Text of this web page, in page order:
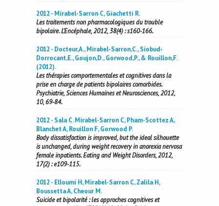
2012 - Mirabel-Sarron C, Giachetti R.
Les traitements non pharmacologiques du trouble
bipolaire. L’Encéphale, 2012, 38(4) : s160-166.
2012 - Docteur,A., Mirabel-Sarron,C., Siobud-
Dorrocant,E., Goujon,D., Gorwood,P., & Rouillon,F.
(2012).
Les thérapies comportementales et cognitives dans la
prise en charge de patients bipolaires comorbides.
Psychiatrie, Sciences Humaines et Neurosciences, 2012,
10, 69-84.
2012 - Sala C. Mirabel-Sarron C, Pham-Scottez A,
Blanchet A, Rouillon F, Gorwood P.
Body dissatisfaction is improved, but the ideal silhouette
is unchanged, during weight recovery in anorexia nervosa
female inpatients. Eating and Weight Disorders, 2012,
17(2) : e109-115.
2012 - Elloumi H, Mirabel-Sarron C, Zalila H,
Boussetta A, Cheour M.
Suicide et bipolarité : les approches cognitives et